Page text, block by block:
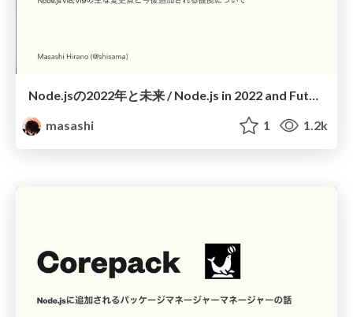
Node.jsの2022年と未来 / Node.js in 2022 and Future
masashi
1 1.2k